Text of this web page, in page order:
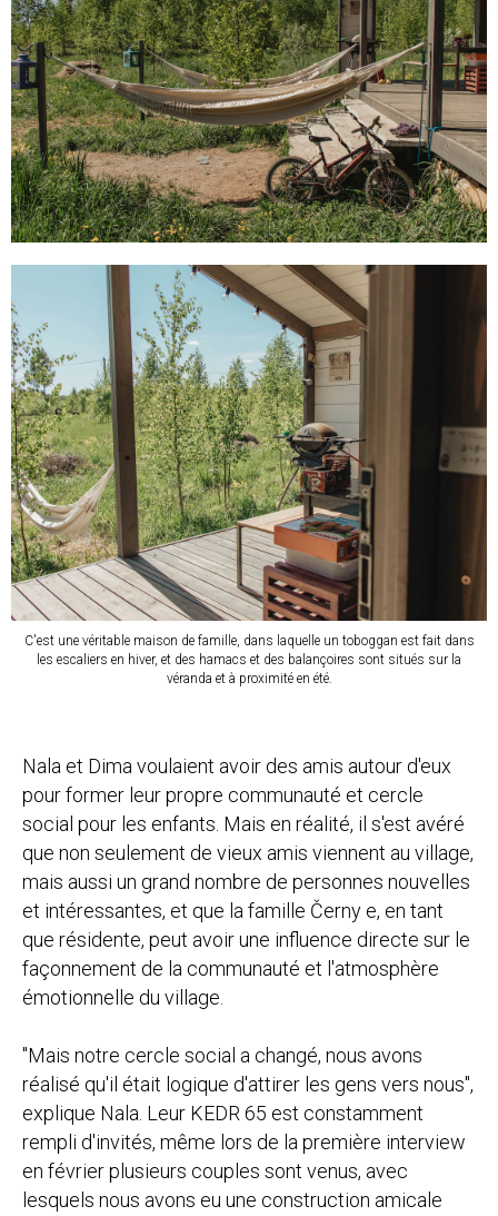
C'est une véritable maison de famille, dans laquelle un toboggan est fait dans
les escaliers en hiver, et des hamacs et des balançoires sont situés sur la
véranda et à proximité en été.
Nala et Dima voulaient avoir des amis autour d'eux
pour former leur propre communauté et cercle
social pour les enfants. Mais en réalité, il s'est avéré
que non seulement de vieux amis viennent au village,
mais aussi un grand nombre de personnes nouvelles
et intéressantes, et que la famille Černy e, en tant
que résidente, peut avoir une influence directe sur le
façonnement de la communauté et l'atmosphère
émotionnelle du village.
"Mais notre cercle social a changé, nous avons
réalisé qu'il était logique d'attirer les gens vers nous",
explique Nala. Leur KEDR 65 est constamment
rempli d'invités, même lors de la première interview
en février plusieurs couples sont venus, avec
lesquels nous avons eu une construction amicale